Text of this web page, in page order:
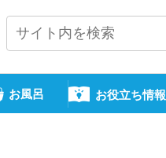
お風呂 お役立ち情報